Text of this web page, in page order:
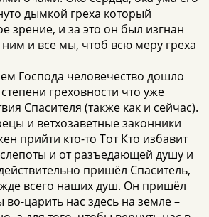
дымкой греха который
зрение, и за это он был изгнан
ним и все мы, чтоб всю меру греха
Господа человечество дошло
греховности что уже
Спасителя (также как и сейчас).
и ветхозаветные законники
прийти кто-то Тот Кто избавит
и от разъедающей душу и
пришёл Спаситель,
всего наших душ. Он пришёл
во-царить нас здесь на земле –